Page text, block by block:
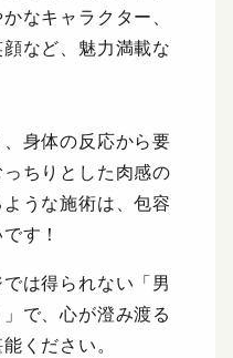
なキャラクター、
など、魅力満載な
身体の反応から要
ちりとした肉感の
うな施術は、包容
す！
は得られない「男
で、心が澄み渡る
ください。